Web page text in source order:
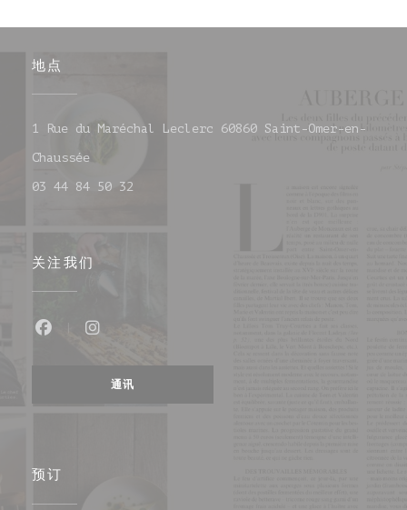
地点
1 Rue du Maréchal Leclerc 60860 Saint-Omer-en-
Chaussée((在新窗口中打开))
03 44 84 50 32
关注我们
通讯
预订